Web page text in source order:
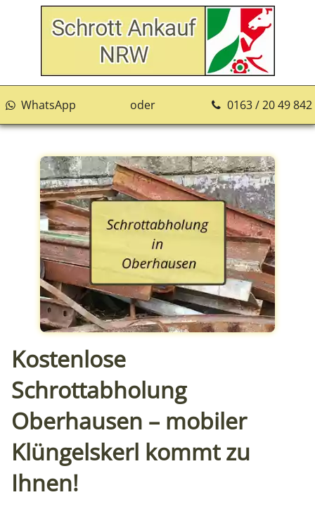
WhatsApp oder 0163 / 20 49 842
Kostenlose
Schrottabholung
Oberhausen – mobiler
Klüngelskerl kommt zu
Ihnen!